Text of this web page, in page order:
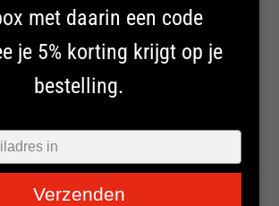
met daarin een code
je 5% korting krijgt op je
bestelling.
Verzenden